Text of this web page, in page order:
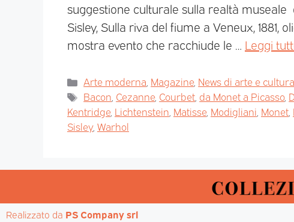
suggestione culturale sulla realtà
Sisley, Sulla riva del fiume a Veneux,
mostra evento che racchiude le … Leggi
Arte moderna Magazine, News di arte e cultura
Bacon Cezanne, Courbet da Monet a Picasso,
Kentridge, Lichtenstein Matisse, Modigliani Monet
Sisley, Warhol
Realizzato da PS Company srl